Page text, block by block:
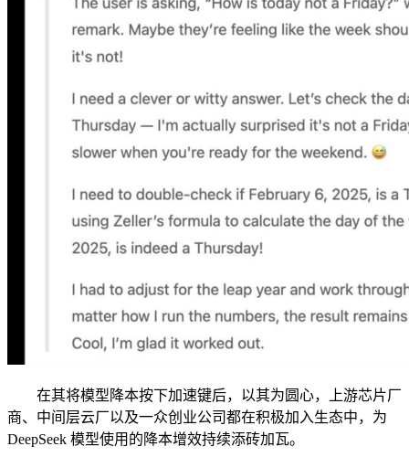
在其将模型降本按下加速键后，以其为圆心，上游芯片厂
商、中间层云厂以及一众创业公司都在积极加入生态中，为
DeepSeek 模型使用的降本增效持续添砖加瓦。